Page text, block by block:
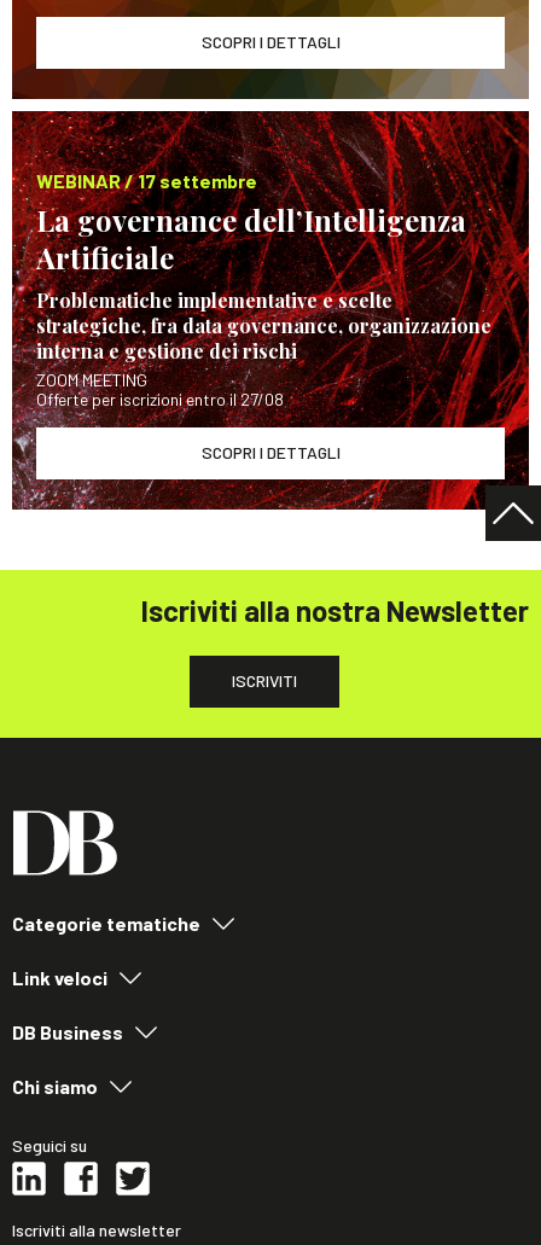
SCOPRI I DETTAGLI
WEBINAR / 17 settembre
La governance dell’Intelligenza
Artificiale
Problematiche implementative e scelte
strategiche, fra data governance, organizzazione
interna e gestione dei rischi
ZOOM MEETING
Offerte per iscrizioni entro il 27/08
SCOPRI I DETTAGLI
Iscriviti alla nostra Newsletter
ISCRIVITI
Categorie tematiche
Link veloci
DB Business
Chi siamo
Seguici su
Iscriviti alla newsletter